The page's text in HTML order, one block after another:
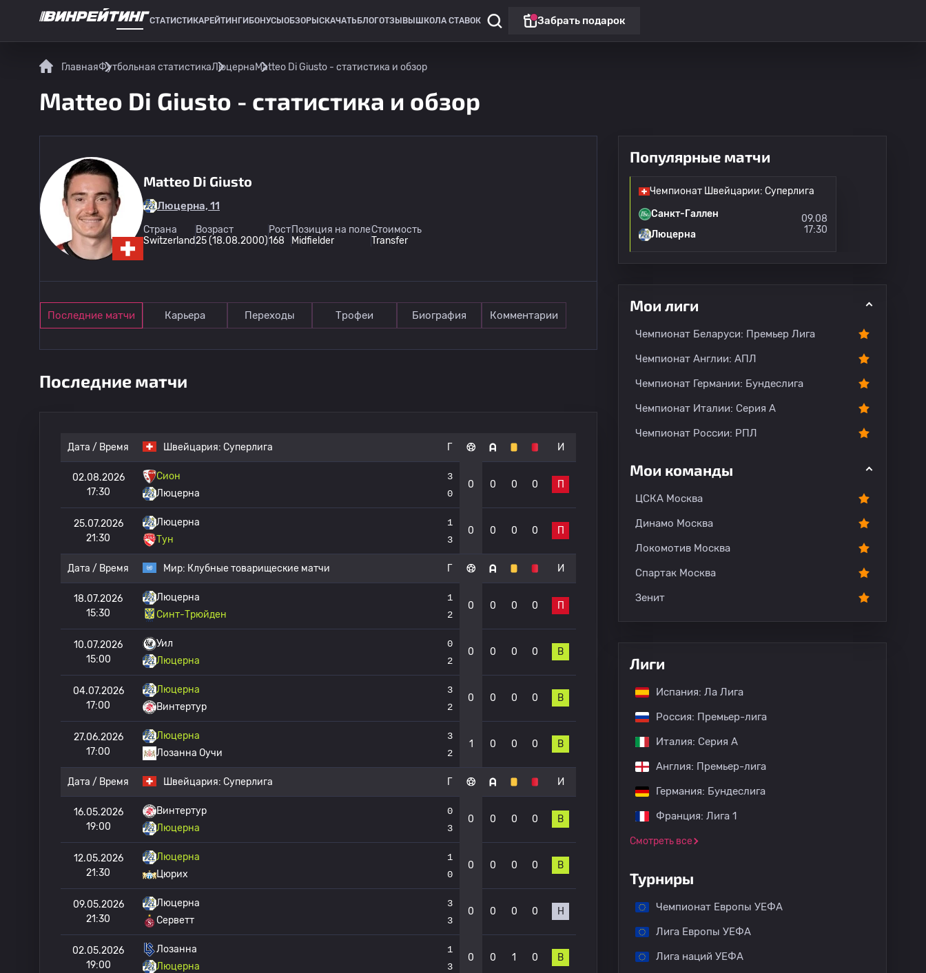
СТАТИСТИКАРЕЙТИНГИ БОНУСЫ ОБЗОРЫ СКАЧАТЬ БЛОГОТЗЫВЫ ШКОЛА СТАВОК Забрать подарок
ГлавнаяФутбольная статистикаЛюцернаMatteo Di Giusto - статистика и обзор
Matteo Di Giusto - статистика и обзор
Matteo Di Giusto
Люцерна, 11
Страна
Switzerland
Возраст
25 (18.08.2000)
Рост
168
Позиция на поле
Midfielder
Стоимость
Transfer
Последние матчи Карьера Переходы Трофеи Биография Комментарии
Последние матчи
Дата / Время Швейцария: Суперлига Г И
02.08.2026
17:30
Сион
Люцерна
3
0
0 0 0 0 П
25.07.2026
21:30
Люцерна
Тун
1
3
0 0 0 0 П
Дата / Время Мир: Клубные товарищеские матчи Г И
18.07.2026
15:30
Люцерна
Синт-Трюйден
1
2
0 0 0 0 П
10.07.2026
15:00
Уил
Люцерна
0
2
0 0 0 0 В
04.07.2026
17:00
Люцерна
Винтертур
3
2
0 0 0 0 В
27.06.2026
17:00
Люцерна
Лозанна Оучи
3
2
1 0 0 0 В
Дата / Время Швейцария: Суперлига Г И
16.05.2026
19:00
Винтертур
Люцерна
0
3
0 0 0 0 В
12.05.2026
21:30
Люцерна
Цюрих
1
0
0 0 0 0 В
09.05.2026
21:30
Люцерна
Серветт
3
3
0 0 0 0 Н
02.05.2026
19:00
Лозанна
Люцерна
1
3
0 0 1 0 В
Популярные матчи
Чемпионат Швейцарии: Суперлига
Санкт-Галлен
Люцерна
09.08
17:30
Мои лиги
Чемпионат Беларуси: Премьер Лига
Чемпионат Англии: АПЛ
Чемпионат Германии: Бундеслига
Чемпионат Италии: Серия А
Чемпионат России: РПЛ
Мои команды
ЦСКА Москва
Динамо Москва
Локомотив Москва
Спартак Москва
Зенит
Лиги
Испания: Ла Лига
Россия: Премьер-лига
Италия: Серия А
Англия: Премьер-лига
Германия: Бундеслига
Франция: Лига 1
Смотреть все
Турниры
Чемпионат Европы УЕФА
Лига Европы УЕФА
Лига наций УЕФА